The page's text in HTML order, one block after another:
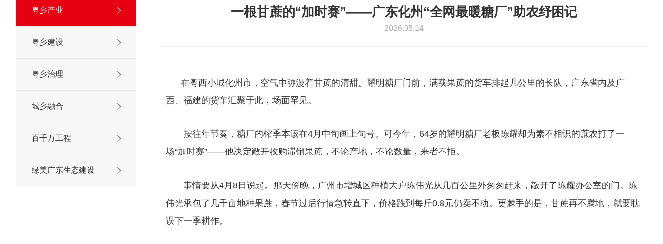
粤乡产业
粤乡建设
粤乡治理
城乡融合
百千万工程
绿美广东生态建设
一根甘蔗的“加时赛”——广东化州“全网最暖糖厂”助农纾困记
2026.05.14
在粤西小城化州市，空气中弥漫着甘蔗的清甜。耀明糖厂门前，满载果蔗的货车排起几公里的长队，广东省内及广
西、福建的货车汇聚于此，场面罕见。
按往年节奏，糖厂的榨季本该在4月中旬画上句号。可今年，64岁的耀明糖厂老板陈耀却为素不相识的蔗农打了一
场“加时赛”——他决定敞开收购滞销果蔗，不论产地，不论数量，来者不拒。
事情要从4月8日说起。那天傍晚，广州市增城区种植大户陈伟光从几百公里外匆匆赶来，敲开了陈耀办公室的门。陈
伟光承包了几千亩地种果蔗，春节过后行情急转直下，价格跌到每斤0.8元仍卖不动。更棘手的是，甘蔗再不腾地，就要耽
误下一季耕作。